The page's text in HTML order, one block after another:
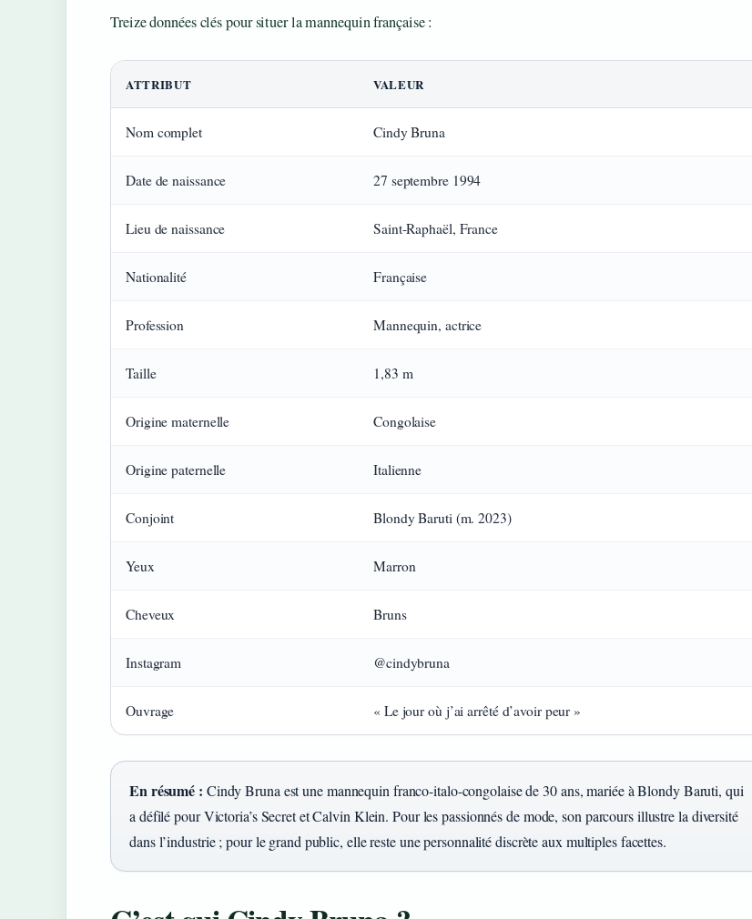
Treize données clés pour situer la mannequin française :
ATTRIBUT VALEUR
Nom complet Cindy Bruna
Date de naissance 27 septembre 1994
Lieu de naissance Saint-Raphaël, France
Nationalité Française
Profession Mannequin, actrice
Taille 1,83 m
Origine maternelle Congolaise
Origine paternelle Italienne
Conjoint Blondy Baruti (m. 2023)
Yeux Marron
Cheveux Bruns
Instagram @cindybruna
Ouvrage « Le jour où j’ai arrêté d’avoir peur »
En résumé : Cindy Bruna est une mannequin franco-italo-congolaise de 30 ans, mariée à Blondy Baruti, qui
a défilé pour Victoria’s Secret et Calvin Klein. Pour les passionnés de mode, son parcours illustre la diversité
dans l’industrie ; pour le grand public, elle reste une personnalité discrète aux multiples facettes.